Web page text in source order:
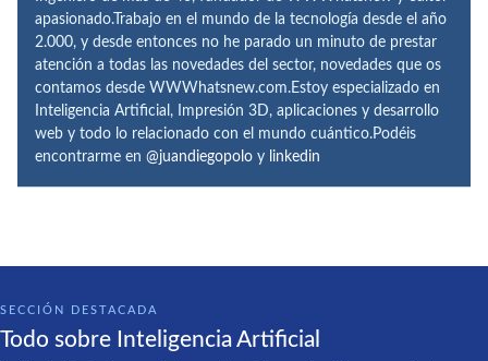
apasionado.Trabajo en el mundo de la tecnología desde el año
2.000, y desde entonces no he parado un minuto de prestar
atención a todas las novedades del sector, novedades que os
contamos desde WWWhatsnew.com.Estoy especializado en
Inteligencia Artificial, Impresión 3D, aplicaciones y desarrollo
web y todo lo relacionado con el mundo cuántico.Podéis
encontrarme en @juandiegopolo y linkedin
SECCIÓN DESTACADA
Todo sobre Inteligencia Artificial